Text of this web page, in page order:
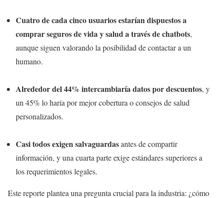
Cuatro de cada cinco usuarios estarían dispuestos a
comprar seguros de vida y salud a través de chatbots,
aunque siguen valorando la posibilidad de contactar a un
humano.
Alrededor del 44% intercambiaría datos por descuentos, y
un 45% lo haría por mejor cobertura o consejos de salud
personalizados.
Casi todos exigen salvaguardasantes de compartir
información, y una cuarta parte exige estándares superiores a
los requerimientos legales.
Este reporte plantea una pregunta crucial para la industria: ¿cómo